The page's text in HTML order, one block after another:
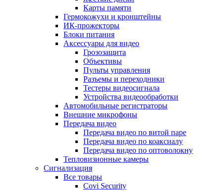
Карты памяти
Гермокожухи и кронштейны
ИК-прожекторы
Блоки питания
Аксессуары для видео
Грозозащита
Объективы
Пульты управления
Разъемы и переходники
Тестеры видеосигнала
Устройства видеообработки
Автомобильные регистраторы
Внешние микрофоны
Передача видео
Передача видео по витой паре
Передача видео по коаксиалу
Передача видео по оптоволокну
Тепловизионные камеры
Сигнализация
Все товары
Covi Security